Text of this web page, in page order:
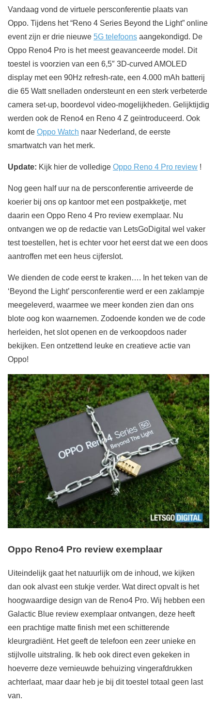
Vandaag vond de virtuele persconferentie plaats van
Oppo. Tijdens het “Reno 4 Series Beyond the Light” online
event zijn er drie nieuwe 5G telefoons aangekondigd. De
Oppo Reno4 Pro is het meest geavanceerde model. Dit
toestel is voorzien van een 6,5″ 3D-curved AMOLED
display met een 90Hz refresh-rate, een 4.000 mAh batterij
die 65 Watt snelladen ondersteunt en een sterk verbeterde
camera set-up, boordevol video-mogelijkheden. Gelijktijdig
werden ook de Reno4 en Reno 4 Z geïntroduceerd. Ook
komt de Oppo Watch naar Nederland, de eerste
smartwatch van het merk.
Update: Kijk hier de volledige Oppo Reno 4 Pro review !
Nog geen half uur na de persconferentie arriveerde de
koerier bij ons op kantoor met een postpakketje, met
daarin een Oppo Reno 4 Pro review exemplaar. Nu
ontvangen we op de redactie van LetsGoDigital wel vaker
test toestellen, het is echter voor het eerst dat we een doos
aantroffen met een heus cijferslot.
We dienden de code eerst te kraken…. In het teken van de
‘Beyond the Light’ persconferentie werd er een zaklampje
meegeleverd, waarmee we meer konden zien dan ons
blote oog kon waarnemen. Zodoende konden we de code
herleiden, het slot openen en de verkoopdoos nader
bekijken. Een ontzettend leuke en creatieve actie van
Oppo!
Oppo Reno4 Pro review exemplaar
Uiteindelijk gaat het natuurlijk om de inhoud, we kijken
dan ook alvast een stukje verder. Wat direct opvalt is het
hoogwaardige design van de Reno4 Pro. Wij hebben een
Galactic Blue review exemplaar ontvangen, deze heeft
een prachtige matte finish met een schitterende
kleurgradiënt. Het geeft de telefoon een zeer unieke en
stijlvolle uitstraling. Ik heb ook direct even gekeken in
hoeverre deze vernieuwde behuizing vingerafdrukken
achterlaat, maar daar heb je bij dit toestel totaal geen last
van.